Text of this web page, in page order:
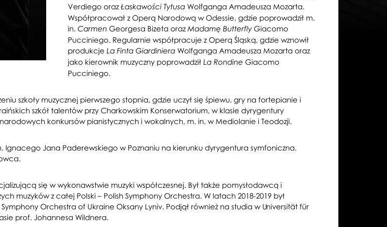
Verdiego orazŁaskawości TytusaWolfganga Amadeusza Mozarta.
Współpracował z Operą Narodową w Odessie, gdzie poprowadził m.
in. Carmen Georgesa Bizeta oraz Madamę Butterfly Giacomo
Pucciniego. Regularnie współpracuje z Operą Śląską, gdzie wznowił
produkcje La Finta GiardinieraWolfganga Amadeusza Mozarta oraz
jako kierownik muzyczny poprowadził La Rondine Giacomo
Pucciniego.
szkoły muzycznej pierwszego stopnia, gdzie uczył się śpiewu, gry na fortepianie i
szkół talentów przy Charkowskim Konserwatorium, w klasie dyrygentury
konkursów pianistycznych i wokalnych, m. in. w Mediolanie i Teodozji.
Ignacego Jana Paderewskiego w Poznaniu na kierunku dyrygentura symfoniczna.
się w wykonawstwie muzyki współczesnej. Był także pomysłodawcą i
muzyków z całej Polski – Polish Symphony Orchestra. W latach 2018-2019 był
Orchestra of Ukraine Oksany Lyniv. Podjął również na studia w Universität für
prof. Johannesa Wildnera.